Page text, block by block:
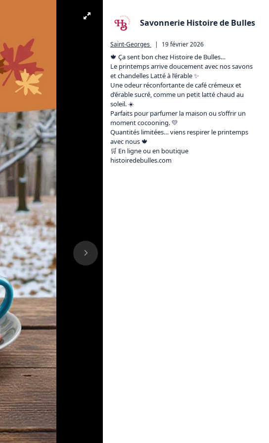
Savonnerie Histoire de Bulles
Saint-Georges | 19 février 2026
🍁 Ça sent bon chez Histoire de Bulles…
Le printemps arrive doucement avec nos savons
et chandelles Latté à l’érable ✨
Une odeur réconfortante de café crémeux et
d’érable sucré, comme un petit latté chaud au
soleil. ☀️
Parfaits pour parfumer la maison ou s’offrir un
moment cocooning. 💛
Quantités limitées… viens respirer le printemps
avec nous 🍁
histoiredebulles.com